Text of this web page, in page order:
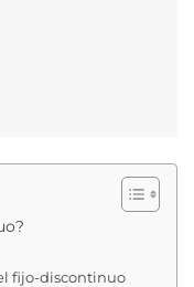
fijo-discontinuo